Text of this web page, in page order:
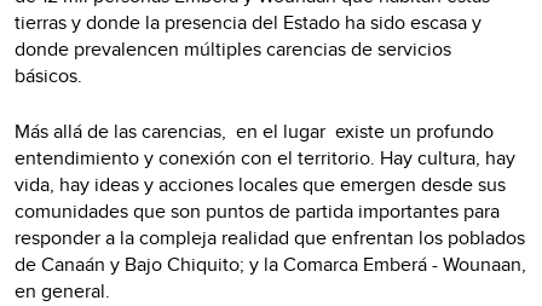
tierras y donde la presencia del Estado ha sido escasa y
donde prevalencen múltiples carencias de servicios
básicos.
Más allá de las carencias, en el lugar existe un profundo
entendimiento y conexión con el territorio. Hay cultura, hay
vida, hay ideas y acciones locales que emergen desde sus
comunidades que son puntos de partida importantes para
responder a la compleja realidad que enfrentan los poblados
de Canaán y Bajo Chiquito; y la Comarca Emberá - Wounaan,
en general.